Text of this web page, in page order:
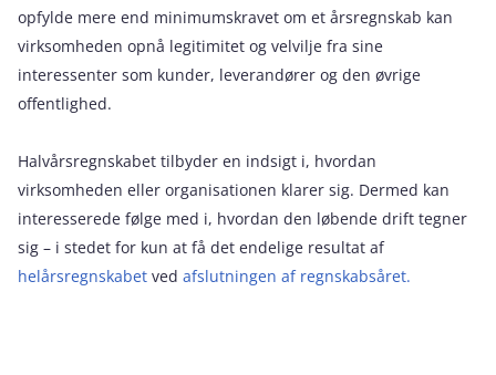
opfylde mere end minimumskravet om et årsregnskab kan
virksomheden opnå legitimitet og velvilje fra sine
interessenter som kunder, leverandører og den øvrige
offentlighed.
Halvårsregnskabet tilbyder en indsigt i, hvordan
virksomheden eller organisationen klarer sig. Dermed kan
interesserede følge med i, hvordan den løbende drift tegner
sig – i stedet for kun at få det endelige resultat af
helårsregnskabet ved afslutningen af regnskabsåret.